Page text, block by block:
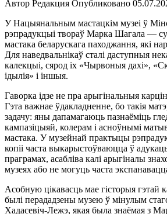
Автор Редакция Опубликовано
У Нацыянальным мастацкім музеі ў
рэпрадукцыі твораў Марка Шагала —
мастака беларускага паходжання, які
Для наведвальнікаў сталі даступныя
калекцыі, сярод іх «Чырвоныя дахі»,
ідылія» і іншыя.
Гаворка ідзе не пра арыгінальныя
Гэта важнае ўдакладненне, бо такія
задачу: яны дапамагаюць пазнаёміць
кампазіцыяй, колерам і асноўнымі
мастака. У музейнай практыцы
копіі часта выкарыстоўваюцца ў
праграмах, асабліва калі арыгіналы
музеях або не могуць часта
Асобную цікавасць мае гісторыя гэтай
былі перададзены музею ў мінулым
Хадасевіч-Лежэ, якая была знаёмая з